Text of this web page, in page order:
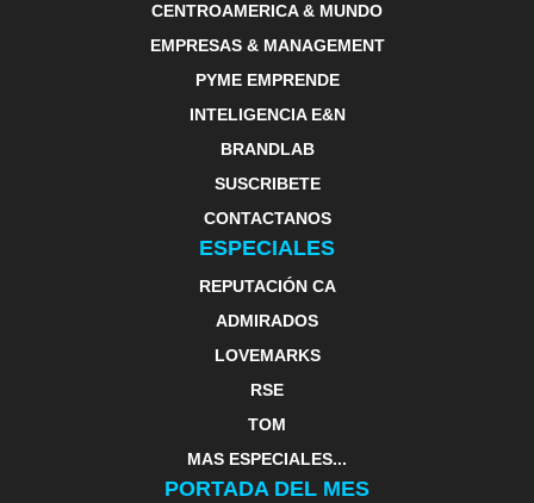
CENTROAMERICA & MUNDO
EMPRESAS & MANAGEMENT
PYME EMPRENDE
INTELIGENCIA E&N
BRANDLAB
SUSCRIBETE
CONTACTANOS
ESPECIALES
REPUTACIÓN CA
ADMIRADOS
LOVEMARKS
RSE
TOM
MAS ESPECIALES...
PORTADA DEL MES